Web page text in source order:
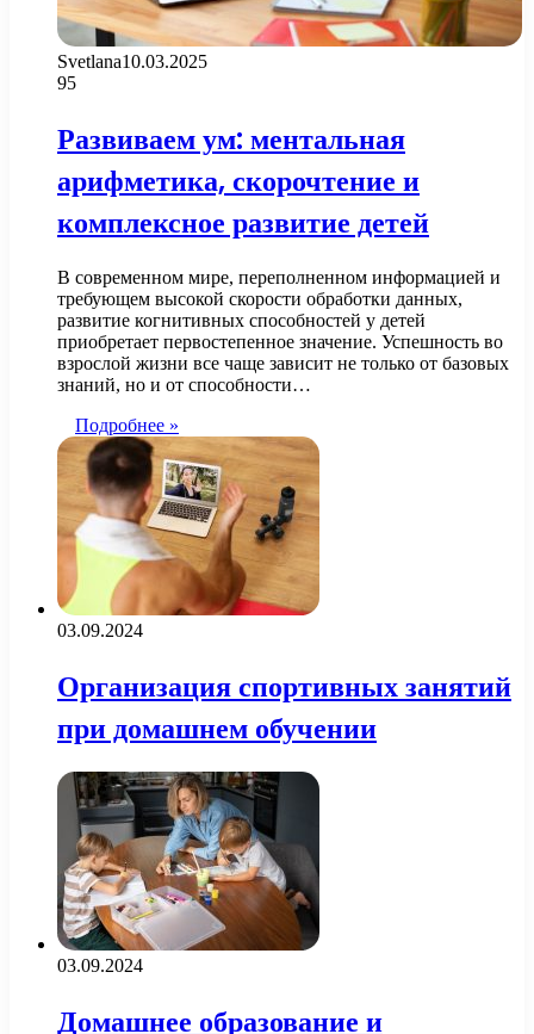
Svetlana10.03.2025
95
Развиваем ум: ментальная
арифметика, скорочтение и
комплексное развитие детей
В современном мире, переполненном информацией и
требующем высокой скорости обработки данных,
развитие когнитивных способностей у детей
приобретает первостепенное значение. Успешность во
взрослой жизни все чаще зависит не только от базовых
знаний, но и от способности…
Подробнее »
03.09.2024
Организация спортивных занятий
при домашнем обучении
03.09.2024
Домашнее образование и